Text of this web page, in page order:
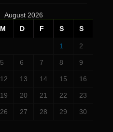
August 2026
M D F S S
1 2
5 6 7 8 9
12 13 14 15 16
19 20 21 22 23
26 27 28 29 30